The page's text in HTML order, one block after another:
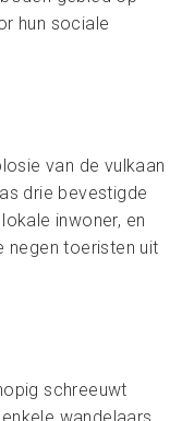
hun sociale
van de vulkaan
drie bevestigde
inwoner, en
negen toeristen uit
schreeuwt